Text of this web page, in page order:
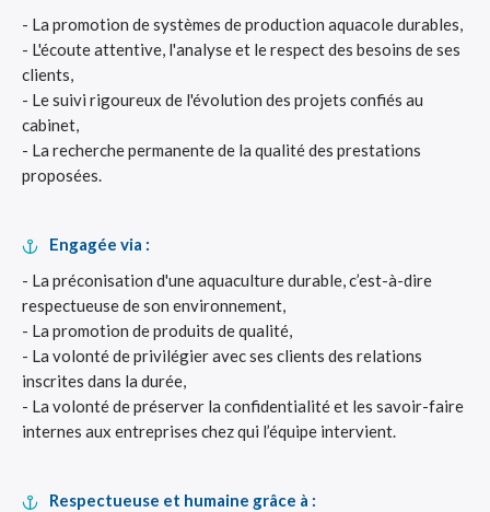
- La promotion de systèmes de production aquacole durables,
- L'écoute attentive, l'analyse et le respect des besoins de ses
clients,
- Le suivi rigoureux de l'évolution des projets confiés au
cabinet,
- La recherche permanente de la qualité des prestations
proposées.
Engagée via :
- La préconisation d'une aquaculture durable, c’est-à-dire
respectueuse de son environnement,
- La promotion de produits de qualité,
- La volonté de privilégier avec ses clients des relations
inscrites dans la durée,
- La volonté de préserver la confidentialité et les savoir-faire
internes aux entreprises chez qui l’équipe intervient.
Respectueuse et humaine grâce à :